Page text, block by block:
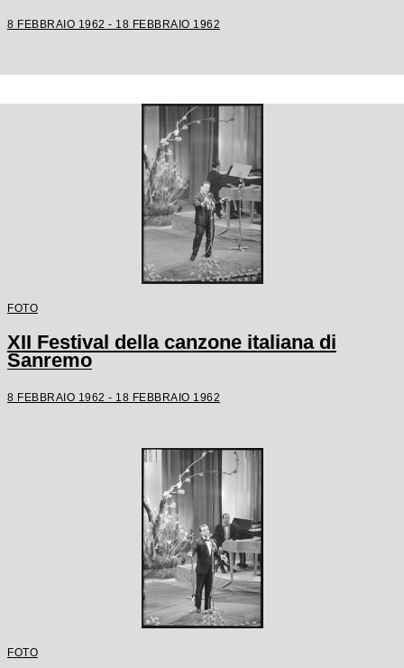
8 FEBBRAIO 1962 - 18 FEBBRAIO 1962
FOTO
XII Festival della canzone italiana di
Sanremo
8 FEBBRAIO 1962 - 18 FEBBRAIO 1962
FOTO